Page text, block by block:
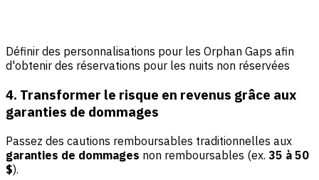
Définir des personnalisations pour les Orphan Gaps afin
d'obtenir des réservations pour les nuits non réservées
4. Transformer le risque en revenus grâce aux
garanties de dommages
Passez des cautions remboursables traditionnelles aux
garanties de dommages non remboursables (ex. 35 à 50
$).